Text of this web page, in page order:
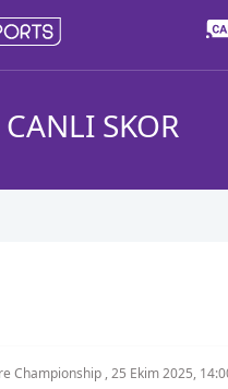
CANLI SKOR
Championship, 25 Ekim 2025,